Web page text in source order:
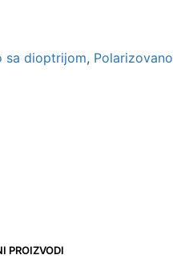
sa dioptrijom, Polarizovano
PROIZVODI